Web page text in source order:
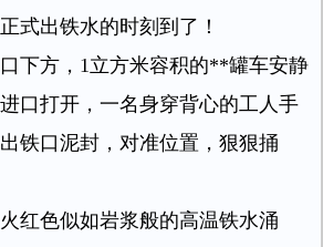
式出铁水的时刻到了！
下方，1立方米容积的**罐车安静
口打开，一名身穿背心的工人手
铁口泥封，对准位置，狠狠捅
红色似如岩浆般的高温铁水涌